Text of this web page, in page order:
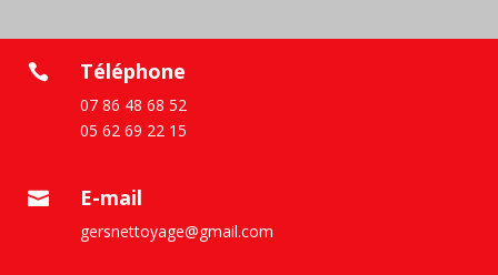
 Téléphone
07 86 48 68 52
05 62 69 22 15
 E-mail
gersnettoyage@gmail.com